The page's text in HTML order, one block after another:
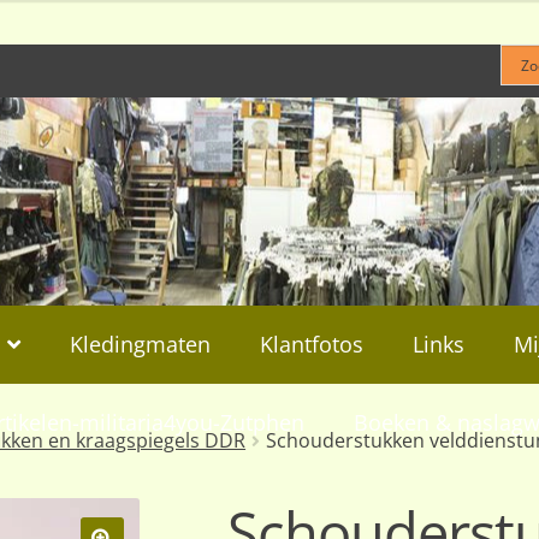
Kledingmaten Klantfotos Links
militaria4you-Zutphen Boeken &
en kraagspiegels DDR Schouderstukken